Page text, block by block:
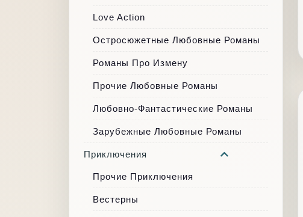
Love Action
Остросюжетные Любовные Романы
Романы Про Измену
Прочие Любовные Романы
Любовно-Фантастические Романы
Зарубежные Любовные Романы
Приключения
Прочие Приключения
Вестерны